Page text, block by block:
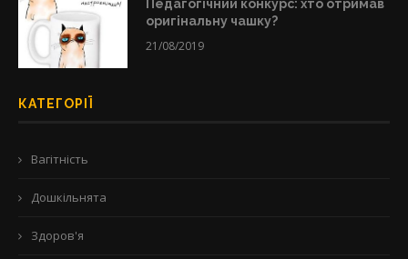
Педагогічний конкурс: хто отримав
оригінальну чашку?
21/08/2019
КАТЕГОРІЇ
Вагітність
Дошкільнята
Здоров'я